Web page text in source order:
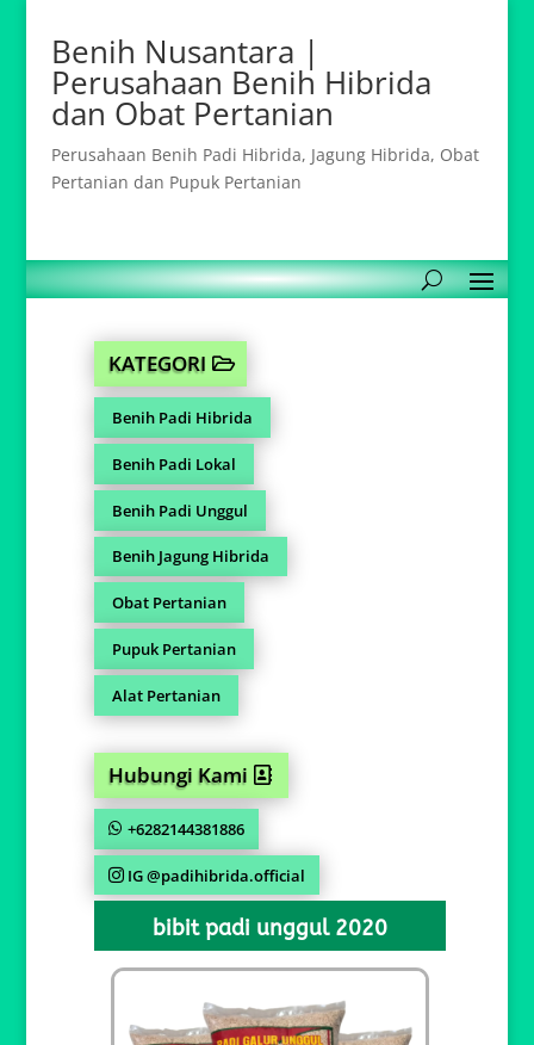
Benih Nusantara |
Perusahaan Benih Hibrida
dan Obat Pertanian
Perusahaan Benih Padi Hibrida, Jagung Hibrida, Obat
Pertanian dan Pupuk Pertanian
KATEGORI
Benih Padi Hibrida
Benih Padi Lokal
Benih Padi Unggul
Benih Jagung Hibrida
Obat Pertanian
Pupuk Pertanian
Alat Pertanian
Hubungi Kami
+6282144381886
IG @padihibrida.official
bibit padi unggul 2020